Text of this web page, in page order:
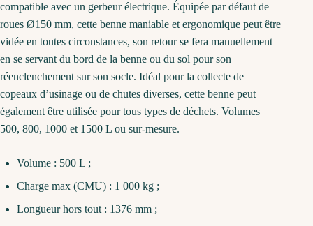
compatible avec un gerbeur électrique. Équipée par défaut de
roues Ø150 mm, cette benne maniable et ergonomique peut être
vidée en toutes circonstances, son retour se fera manuellement
en se servant du bord de la benne ou du sol pour son
réenclenchement sur son socle. Idéal pour la collecte de
copeaux d’usinage ou de chutes diverses, cette benne peut
également être utilisée pour tous types de déchets. Volumes
500, 800, 1000 et 1500 L ou sur-mesure.
Volume : 500 L ;
Charge max (CMU) : 1 000 kg ;
Longueur hors tout : 1376 mm ;